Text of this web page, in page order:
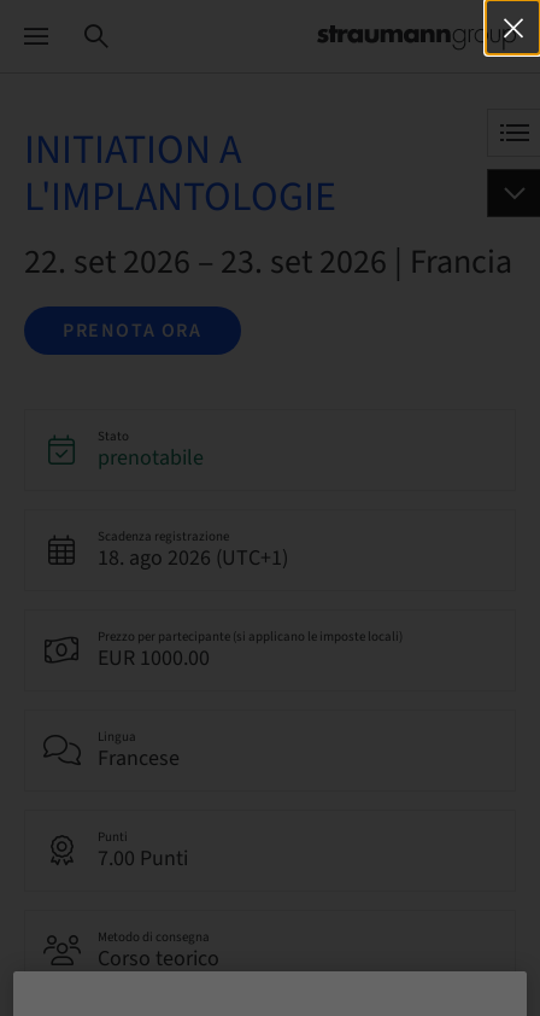
INITIATION A
L'IMPLANTOLOGIE
22. set 2026 – 23. set 2026 | Francia
PRENOTA ORA
Stato
prenotabile
Scadenza registrazione
18. ago 2026 (UTC+1)
Prezzo per partecipante (si applicano le imposte locali)
EUR 1000.00
Lingua
Francese
Punti
7.00 Punti
Metodo di consegna
Corso teorico